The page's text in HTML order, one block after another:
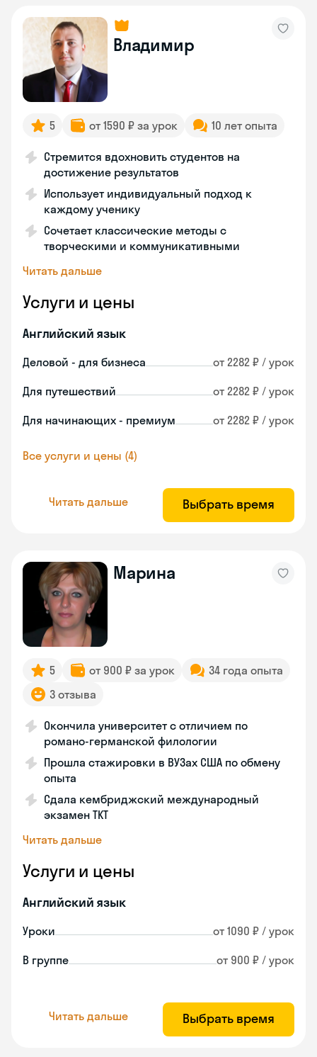
Владимир
5 от 1590 ₽ за урок 10 лет опыта
Стремится вдохновить студентов на
достижение результатов
Использует индивидуальный подход к
каждому ученику
Сочетает классические методы с
творческими и коммуникативными
Читать дальше
Услуги и цены
Английский язык
Деловой - для бизнеса от 2282 ₽ / урок
Для путешествий от 2282 ₽ / урок
Для начинающих - премиум от 2282 ₽ / урок
Все услуги и цены (4)
Читать дальше Выбрать время
Марина
5 от 900 ₽ за урок
34 года опыта
3 отзыва
Окончила университет с отличием по
романо-германской филологии
Прошла стажировки в ВУЗах США по обмену
опыта
Сдала кембриджский международный
экзамен TKT
Читать дальше
Услуги и цены
Английский язык
Уроки от 1090 ₽ / урок
В группе от 900 ₽ / урок
Читать дальше Выбрать время